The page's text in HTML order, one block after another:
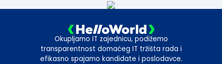
Okupljamo IT zajednicu, podižemo
transparentnost domaćeg IT tržišta rada i
efikasno spajamo kandidate i poslodavce.